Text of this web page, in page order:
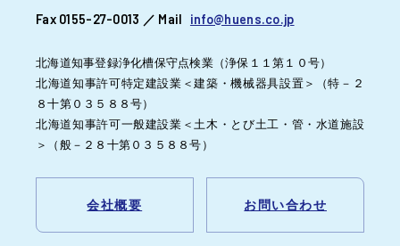
Fax 0155-27-0013 ／ Mail info@huens.co.jp
北海道知事登録浄化槽保守点検業（浄保１１第１０号）
北海道知事許可特定建設業＜建築・機械器具設置＞（特－２
８十第０３５８８号）
北海道知事許可一般建設業＜土木・とび土工・管・水道施設
＞（般－２８十第０３５８８号）
会社概要 お問い合わせ